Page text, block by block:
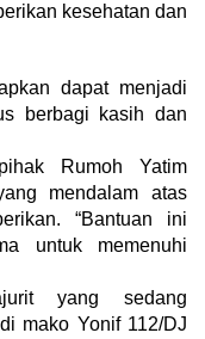
kesehatan dan
dapat menjadi
berbagi kasih dan
Rumoh Yatim
mendalam atas
“Bantuan ini
untuk memenuhi
yang sedang
mako Yonif 112/DJ